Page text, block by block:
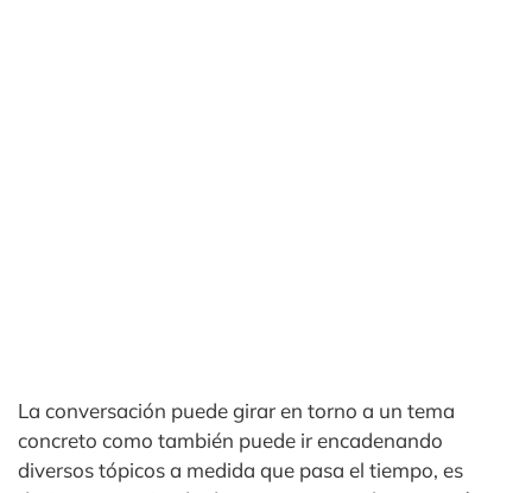
La conversación puede girar en torno a un tema
concreto como también puede ir encadenando
diversos tópicos a medida que pasa el tiempo, es